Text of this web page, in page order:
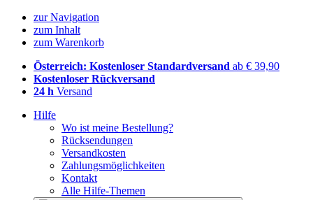
zur Navigation
zum Inhalt
zum Warenkorb
Österreich: Kostenloser Standardversand ab € 39,90
Kostenloser Rückversand
24 h Versand
Hilfe
Wo ist meine Bestellung?
Rücksendungen
Versandkosten
Zahlungsmöglichkeiten
Kontakt
Alle Hilfe-Themen